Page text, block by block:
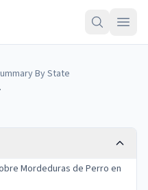
By State
Mordeduras de Perro en